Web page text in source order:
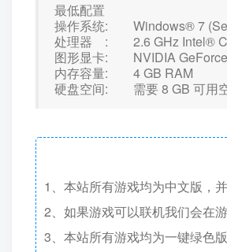
最低配置
操作系统: Windows® 7
处理器 : 2.6 GHz Intel®
图形显卡: NVIDIA GeForce
内存容量: 4 GB RAM
硬盘空间: 需要 8 GB 可用
1、本站所有游戏均为中文版，
2、如果游戏可以联机我们会在
3、本站所有游戏均为一键绿色